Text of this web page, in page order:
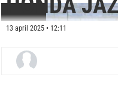
13 april 2025 • 12:11